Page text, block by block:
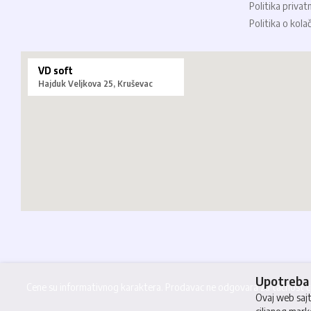
Politika
Politika o
VD soft
Hajduk Veljkova 25, Kruševac
Cene su informativnog karaktera. Prodavac ne odgovara zaUpotreba
Ovaj web